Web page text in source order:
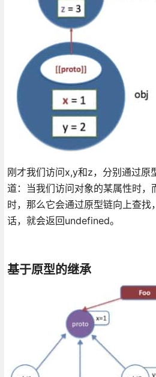
刚才我们访问x,y和z，分别通过原
道：当我们访问对象的某属性时，
时，那么它会通过原型链向上查找
话，就会返回undefined。
基于原型的继承